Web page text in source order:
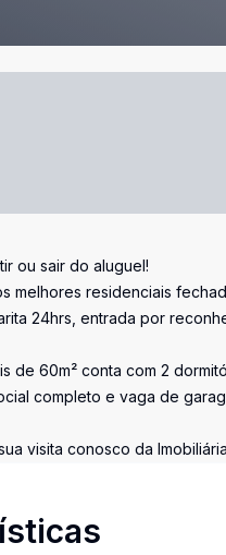
ou sair do aluguel!
melhores residenciais
24hrs, entrada por
de 60m² conta com 2
completo e vaga de
visita conosco da